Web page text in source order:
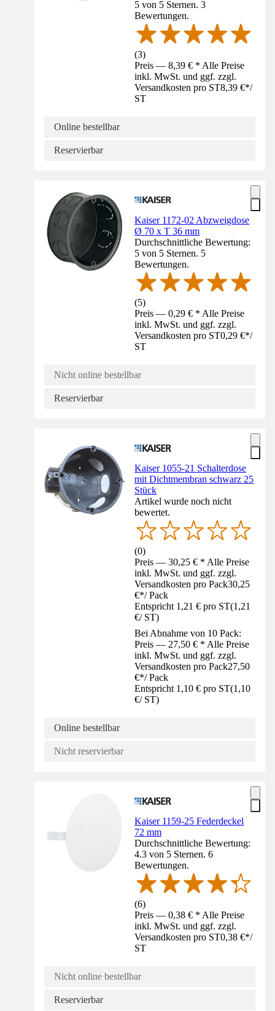
5 von 5 Sternen. 3
Bewertungen.
(3)
Preis — 8,39 € * Alle Preise
inkl. MwSt. und ggf. zzgl.
Versandkosten pro ST8,39 €*/
ST
Online bestellbar
Reservierbar
Kaiser 1172-02 Abzweigdose
Ø 70 x T 36 mm
Durchschnittliche Bewertung:
5 von 5 Sternen. 5
Bewertungen.
(5)
Preis — 0,29 € * Alle Preise
inkl. MwSt. und ggf. zzgl.
Versandkosten pro ST0,29 €*/
ST
Nicht online bestellbar
Reservierbar
Kaiser 1055-21 Schalterdose
mit Dichtmembran schwarz 25
Stück
Artikel wurde noch nicht
bewertet.
(0)
Preis — 30,25 € * Alle Preise
inkl. MwSt. und ggf. zzgl.
Versandkosten pro Pack30,25
€*/ Pack
Entspricht 1,21 € pro ST(1,21
€/ ST)
Bei Abnahme von 10 Pack:
Preis — 27,50 € * Alle Preise
inkl. MwSt. und ggf. zzgl.
Versandkosten pro Pack27,50
€*/ Pack
Entspricht 1,10 € pro ST(1,10
€/ ST)
Online bestellbar
Nicht reservierbar
Kaiser 1159-25 Federdeckel
72 mm
Durchschnittliche Bewertung:
4.3 von 5 Sternen. 6
Bewertungen.
(6)
Preis — 0,38 € * Alle Preise
inkl. MwSt. und ggf. zzgl.
Versandkosten pro ST0,38 €*/
ST
Nicht online bestellbar
Reservierbar